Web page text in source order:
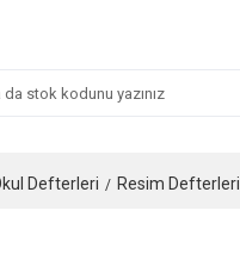
Defterleri Resim Defterleri